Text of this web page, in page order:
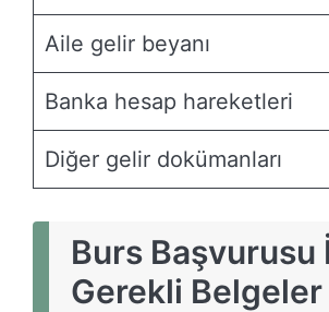
Aile gelir beyanı
Banka hesap hareketleri
Diğer gelir dokümanları
Burs Başvurusu
Gerekli Belgeler